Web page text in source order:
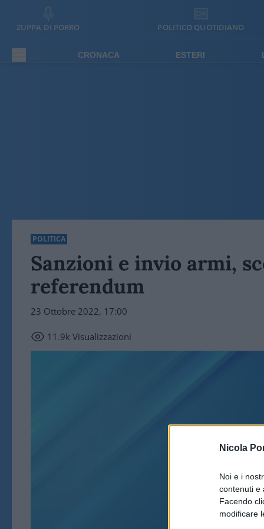
Nicola
Noi e i
contenuti e
Facendo
modificare
ZUPPA DI PORRO POLITICO QUOTIDIANO
CRONACA ESTERI
POLITICA
Sanzioni e invio armi,
referendum
23 Ottobre 2022, 17:00
11.9k Visualizzazioni